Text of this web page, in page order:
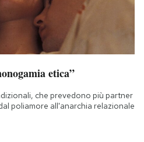
etica”
che prevedono più partner
poliamore all'anarchia relazionale